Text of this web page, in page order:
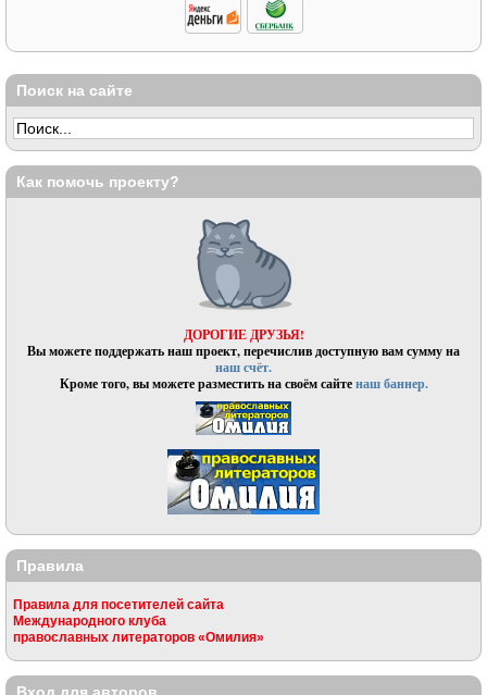
Поиск на сайте
Как помочь проекту?
ДОРОГИЕ ДРУЗЬЯ!
Вы можете поддержать наш проект, перечислив доступную вам сумму на
наш счёт.
Кроме того, вы можете разместить на своём сайтенаш баннер.
Правила
Правила для посетителей сайта
Международного клуба
православных литераторов «Омилия»